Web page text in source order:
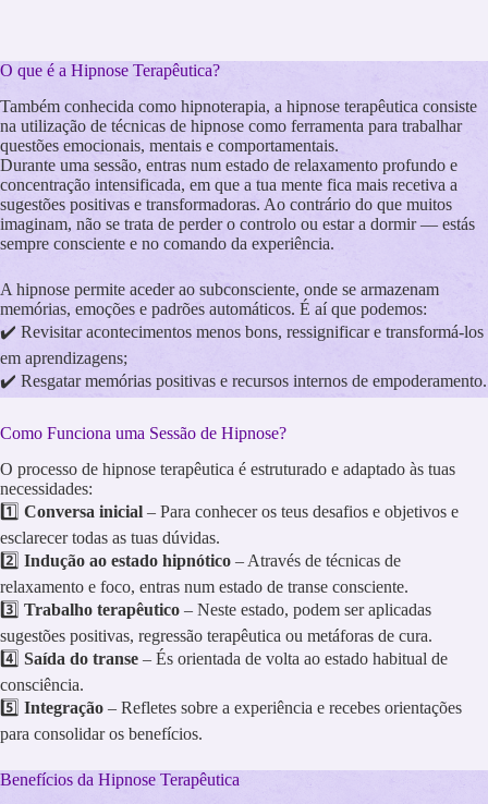
O que é a Hipnose Terapêutica?
Também conhecida como hipnoterapia, a hipnose terapêutica consiste
na utilização de técnicas de hipnose como ferramenta para trabalhar
questões emocionais, mentais e comportamentais.
Durante uma sessão, entras num estado de relaxamento profundo e
concentração intensificada, em que a tua mente fica mais recetiva a
sugestões positivas e transformadoras. Ao contrário do que muitos
imaginam, não se trata de perder o controlo ou estar a dormir — estás
sempre consciente e no comando da experiência.
A hipnose permite aceder ao subconsciente, onde se armazenam
memórias, emoções e padrões automáticos. É aí que podemos:
✔️ Revisitar acontecimentos menos bons, ressignificar e transformá-los
em aprendizagens;
✔️ Resgatar memórias positivas e recursos internos de empoderamento.
Como Funciona uma Sessão de Hipnose?
O processo de hipnose terapêutica é estruturado e adaptado às tuas
necessidades:
1️⃣ Conversa inicial – Para conhecer os teus desafios e objetivos e
esclarecer todas as tuas dúvidas.
2️⃣ Indução ao estado hipnótico – Através de técnicas de
relaxamento e foco, entras num estado de transe consciente.
3️⃣ Trabalho terapêutico – Neste estado, podem ser aplicadas
sugestões positivas, regressão terapêutica ou metáforas de cura.
4️⃣ Saída do transe – És orientada de volta ao estado habitual de
consciência.
5️⃣ Integração – Refletes sobre a experiência e recebes orientações
para consolidar os benefícios.
Benefícios da Hipnose Terapêutica